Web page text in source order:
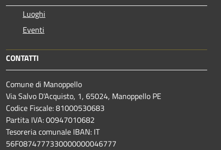
Luoghi
Eventi
CONTATTI
Comune di Manoppello
Via Salvo D'Acquisto, 1, 65024, Manoppello PE
Codice Fiscale: 81000530683
Partita IVA: 00947010682
Tesoreria comunale IBAN: IT
56F0874777330000000046777